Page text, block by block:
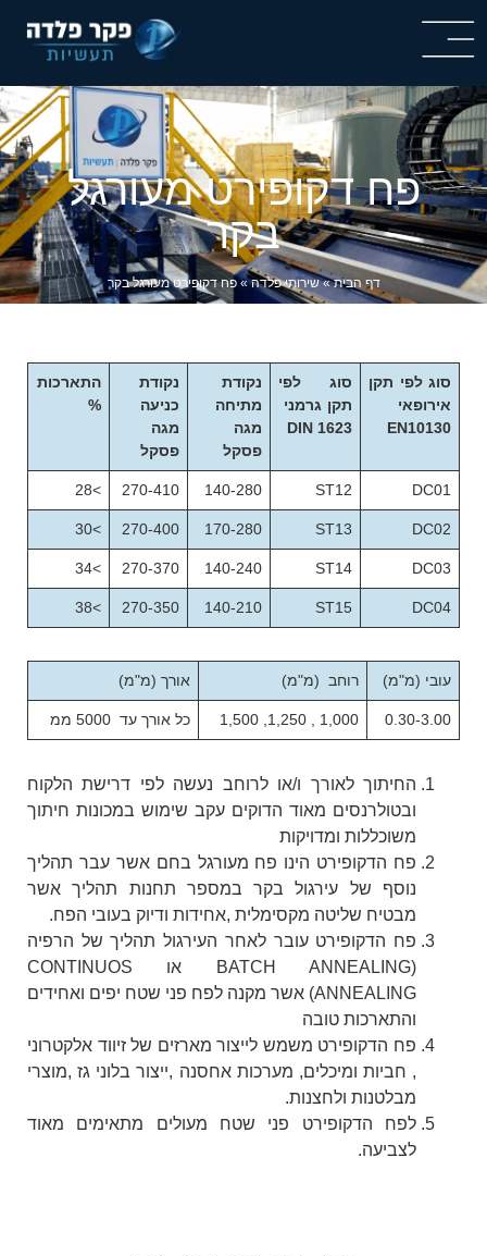
פח דקופירט מעורגל
בקר
דף הבית»שירותי פלדה»פח דקופירט מעורגל בקר
סוג לפי תקן
אירופאי
EN10130
סוג לפי
תקן גרמני
DIN 1623
נקודת
מתיחה
מגה
פסקל
נקודת
כניעה
מגה
פסקל
התארכות
%
DC01
ST12
140-280
270-410
>28
DC02
ST13
170-280
270-400
>30
DC03
ST14
140-240
270-370
>34
DC04
ST15
140-210
270-350
>38
עובי (מ"מ) רוחב (מ"מ) אורך (מ"מ)
0.30-3.00
1,000 , 1,250, 1,500 כל אורך עד 5000 ממ
החיתוך לאורך ו/או לרוחב נעשה לפי דרישת הלקוח
ובטולרנסים מאוד הדוקים עקב שימוש במכונות חיתוך
משוכללות ומדויקות
פח הדקופירט הינו פח מעורגל בחם אשר עבר תהליך
נוסף של עירגול בקר במספר תחנות תהליך אשר
מבטיח שליטה מקסימלית ,אחידות ודיוק בעובי הפח.
פח הדקופירט עובר לאחר העירגול תהליך של הרפיה
(BATCH ANNEALING או CONTINUOS
ANNEALING) אשר מקנה לפח פני שטח יפים ואחידים
והתארכות טובה
פח הדקופירט משמש לייצור מארזים של זיווד אלקטרוני
, חביות ומיכלים, מערכות אחסנה ,ייצור בלוני גז ,מוצרי
מבלטנות ולחצנות.
לפח הדקופירט פני שטח מעולים מתאימים מאוד
לצביעה.